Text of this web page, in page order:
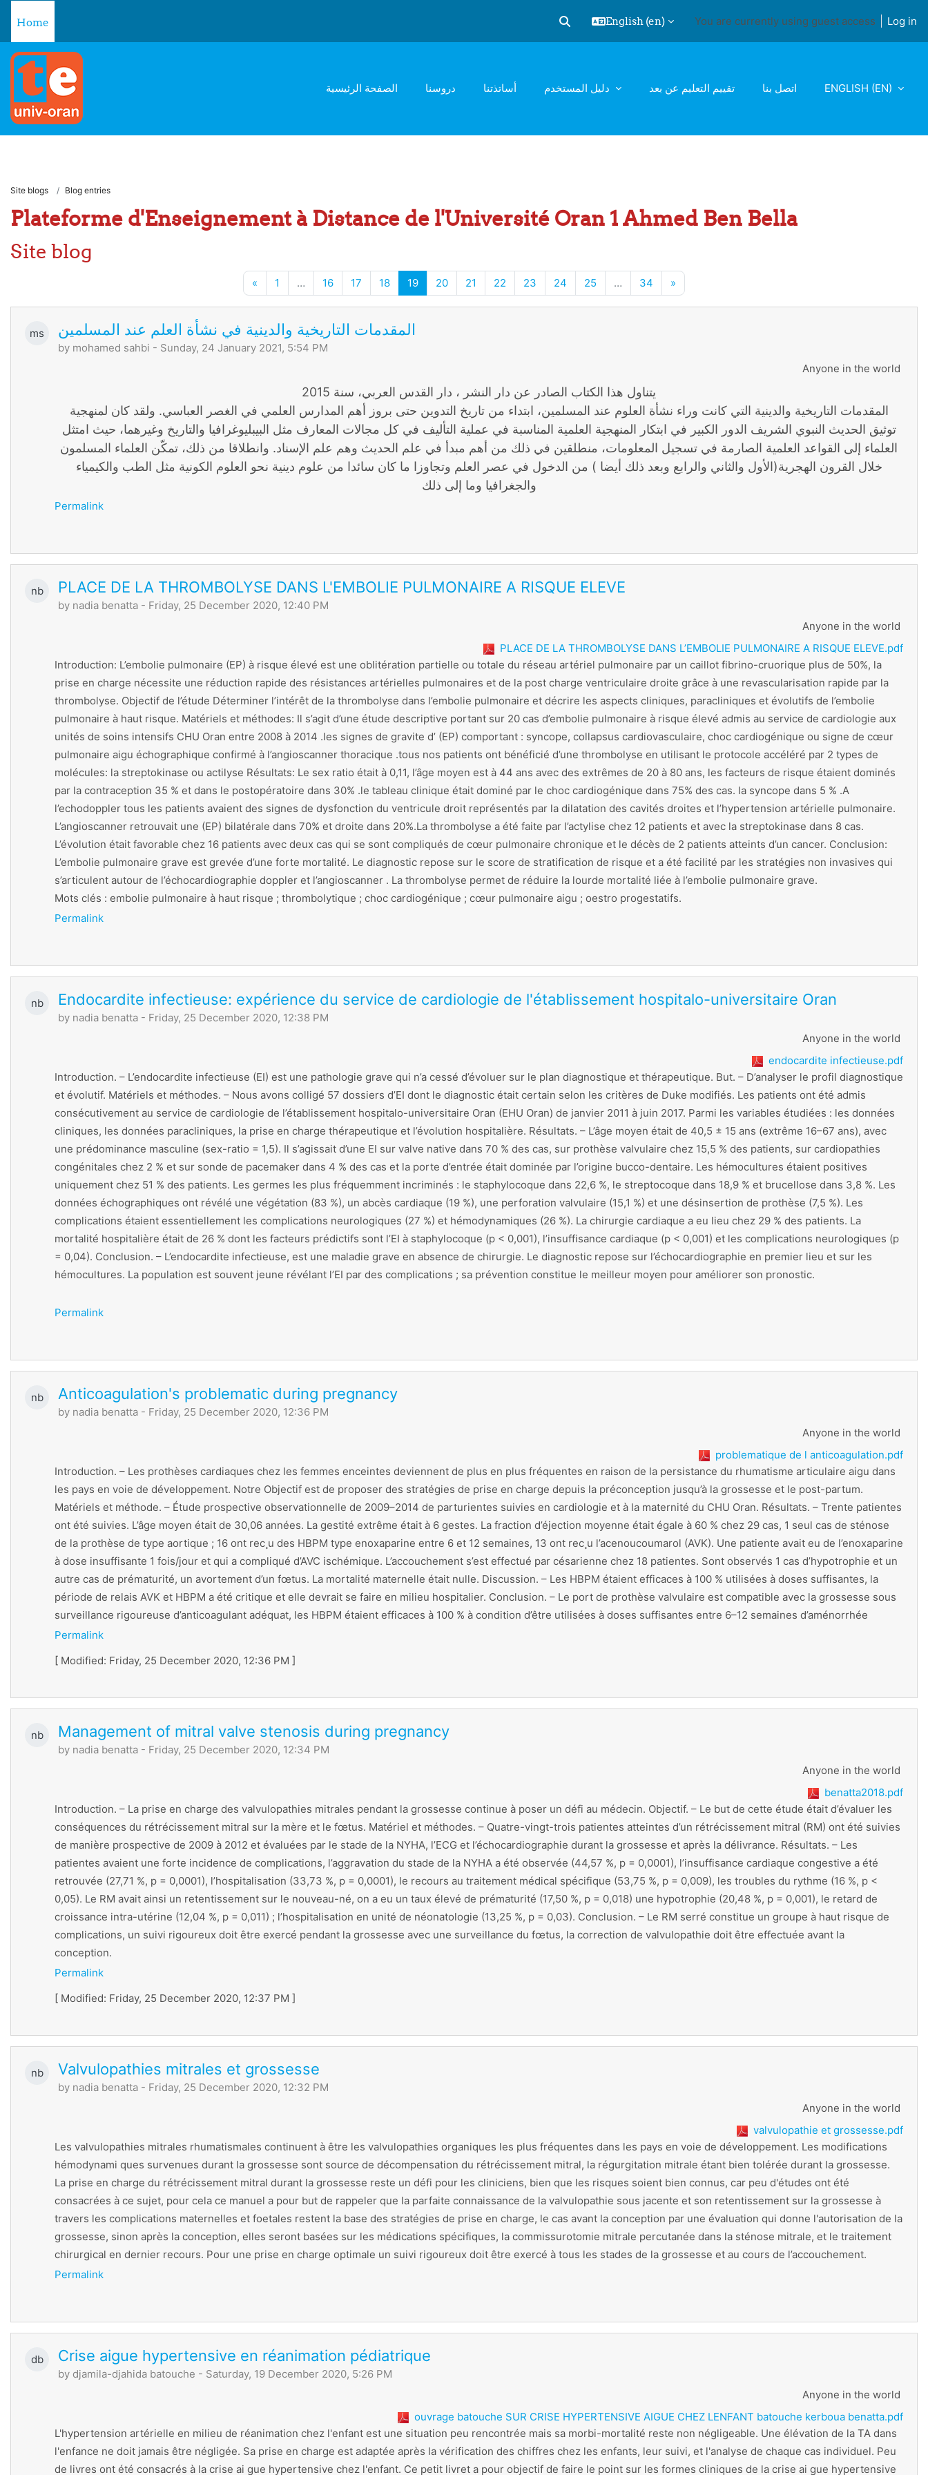
Home
Toggle search input
English ‎(en)‎ You are currently using guest access Log in
الصفحة الرئيسية دروسنا أساتذتنا تقييم التعليم عن بعد اتصل بنا ENGLISH ‎(EN)‎
Site blogs Blog entries
Plateforme d'Enseignement à Distance de l'Université Oran 1 Ahmed Ben Bella
Site blog
« Previous page
1 Page 1
… 16Page 16
17 Page 17
18Page 18
19Page 19
20Page 20
21 Page 21
22 Page 22
23 Page 23
24 Page 24
25 Page 25
… 34 Page 34
»
ms المقدمات التاريخية والدينية في نشأة العلم عند المسلمين
by mohamed sahbi - Sunday, 24 January 2021, 5:54 PM
Anyone in the world
يتناول هذا الكتاب الصادر عن دار النشر ، دار القدس العربي، سنة 2015
المقدمات التاريخية والدينية التي كانت وراء نشأة العلوم عند المسلمين، ابتداء من تاريخ التدوين حتى بروز أهم المدارس العلمي في الغصر العباسي. ولقد كان لمنهجية
توثيق الحديث النبوي الشريف الدور الكبير في ابتكار المنهجية العلمية المناسبة في عملية التأليف في كل مجالات المعارف مثل البيبليوغرافيا والتاريخ وغيرهما، حيث امتثل
العلماء إلى القواعد العلمية الصارمة في تسجيل المعلومات، منطلقين في ذلك من أهم مبدأ في علم الحديث وهم علم الإسناد. وانطلاقا من ذلك، تمكّن العلماء المسلمون
خلال القرون الهجرية(الأول والثاني والرابع وبعد ذلك أيضا ) من الدخول في عصر العلم وتجاوزا ما كان سائدا من علوم دينية نحو العلوم الكونية مثل الطب والكيمياء
والجغرافيا وما إلى ذلك
Permalink
nb PLACE DE LA THROMBOLYSE DANS L'EMBOLIE PULMONAIRE A RISQUE ELEVE
by nadia benatta - Friday, 25 December 2020, 12:40 PM
Anyone in the world
PLACE DE LA THROMBOLYSE DANS L’EMBOLIE PULMONAIRE A RISQUE ELEVE.pdf
Introduction: L’embolie pulmonaire (EP) à risque élevé est une oblitération partielle ou totale du réseau artériel pulmonaire par un caillot fibrino-cruorique plus de 50%, la
prise en charge nécessite une réduction rapide des résistances artérielles pulmonaires et de la post charge ventriculaire droite grâce à une revascularisation rapide par la
thrombolyse. Objectif de l’étude Déterminer l’intérêt de la thrombolyse dans l’embolie pulmonaire et décrire les aspects cliniques, paracliniques et évolutifs de l’embolie
pulmonaire à haut risque. Matériels et méthodes: Il s’agit d’une étude descriptive portant sur 20 cas d’embolie pulmonaire à risque élevé admis au service de cardiologie aux
unités de soins intensifs CHU Oran entre 2008 à 2014 .les signes de gravite d’ (EP) comportant : syncope, collapsus cardiovasculaire, choc cardiogénique ou signe de cœur
pulmonaire aigu échographique confirmé à l’angioscanner thoracique .tous nos patients ont bénéficié d’une thrombolyse en utilisant le protocole accéléré par 2 types de
molécules: la streptokinase ou actilyse Résultats: Le sex ratio était à 0,11, l’âge moyen est à 44 ans avec des extrêmes de 20 à 80 ans, les facteurs de risque étaient dominés
par la contraception 35 % et dans le postopératoire dans 30% .le tableau clinique était dominé par le choc cardiogénique dans 75% des cas. la syncope dans 5 % .A
l’echodoppler tous les patients avaient des signes de dysfonction du ventricule droit représentés par la dilatation des cavités droites et l’hypertension artérielle pulmonaire.
L’angioscanner retrouvait une (EP) bilatérale dans 70% et droite dans 20%.La thrombolyse a été faite par l’actylise chez 12 patients et avec la streptokinase dans 8 cas.
L’évolution était favorable chez 16 patients avec deux cas qui se sont compliqués de cœur pulmonaire chronique et le décès de 2 patients atteints d’un cancer. Conclusion:
L’embolie pulmonaire grave est grevée d’une forte mortalité. Le diagnostic repose sur le score de stratification de risque et a été facilité par les stratégies non invasives qui
s’articulent autour de l’échocardiographie doppler et l’angioscanner . La thrombolyse permet de réduire la lourde mortalité liée à l’embolie pulmonaire grave.
Mots clés : embolie pulmonaire à haut risque ; thrombolytique ; choc cardiogénique ; cœur pulmonaire aigu ; oestro progestatifs.
Permalink
nb Endocardite infectieuse: expérience du service de cardiologie de l'établissement hospitalo-universitaire Oran
by nadia benatta - Friday, 25 December 2020, 12:38 PM
Anyone in the world
endocardite infectieuse.pdf
Introduction. – L’endocardite infectieuse (EI) est une pathologie grave qui n’a cessé d’évoluer sur le plan diagnostique et thérapeutique. But. – D’analyser le profil diagnostique
et évolutif. Matériels et méthodes. – Nous avons colligé 57 dossiers d’EI dont le diagnostic était certain selon les critères de Duke modifiés. Les patients ont été admis
consécutivement au service de cardiologie de l’établissement hospitalo-universitaire Oran (EHU Oran) de janvier 2011 à juin 2017. Parmi les variables étudiées : les données
cliniques, les données paracliniques, la prise en charge thérapeutique et l’évolution hospitalière. Résultats. – L’âge moyen était de 40,5 ± 15 ans (extrême 16–67 ans), avec
une prédominance masculine (sex-ratio = 1,5). Il s’agissait d’une EI sur valve native dans 70 % des cas, sur prothèse valvulaire chez 15,5 % des patients, sur cardiopathies
congénitales chez 2 % et sur sonde de pacemaker dans 4 % des cas et la porte d’entrée était dominée par l’origine bucco-dentaire. Les hémocultures étaient positives
uniquement chez 51 % des patients. Les germes les plus fréquemment incriminés : le staphylocoque dans 22,6 %, le streptocoque dans 18,9 % et brucellose dans 3,8 %. Les
données échographiques ont révélé une végétation (83 %), un abcès cardiaque (19 %), une perforation valvulaire (15,1 %) et une désinsertion de prothèse (7,5 %). Les
complications étaient essentiellement les complications neurologiques (27 %) et hémodynamiques (26 %). La chirurgie cardiaque a eu lieu chez 29 % des patients. La
mortalité hospitalière était de 26 % dont les facteurs prédictifs sont l’EI à staphylocoque (p < 0,001), l’insuffisance cardiaque (p < 0,001) et les complications neurologiques (p
= 0,04). Conclusion. – L’endocardite infectieuse, est une maladie grave en absence de chirurgie. Le diagnostic repose sur l’échocardiographie en premier lieu et sur les
hémocultures. La population est souvent jeune révélant l’EI par des complications ; sa prévention constitue le meilleur moyen pour améliorer son pronostic.
Permalink
nb Anticoagulation's problematic during pregnancy
by nadia benatta - Friday, 25 December 2020, 12:36 PM
Anyone in the world
problematique de l anticoagulation.pdf
Introduction. – Les prothèses cardiaques chez les femmes enceintes deviennent de plus en plus fréquentes en raison de la persistance du rhumatisme articulaire aigu dans
les pays en voie de développement. Notre Objectif est de proposer des stratégies de prise en charge depuis la préconception jusqu’à la grossesse et le post-partum.
Matériels et méthode. – Étude prospective observationnelle de 2009–2014 de parturientes suivies en cardiologie et à la maternité du CHU Oran. Résultats. – Trente patientes
ont été suivies. L’âge moyen était de 30,06 années. La gestité extrême était à 6 gestes. La fraction d’éjection moyenne était égale à 60 % chez 29 cas, 1 seul cas de sténose
de la prothèse de type aortique ; 16 ont rec¸u des HBPM type enoxaparine entre 6 et 12 semaines, 13 ont rec¸u l’acenoucoumarol (AVK). Une patiente avait eu de l’enoxaparine
à dose insuffisante 1 fois/jour et qui a compliqué d’AVC ischémique. L’accouchement s’est effectué par césarienne chez 18 patientes. Sont observés 1 cas d’hypotrophie et un
autre cas de prématurité, un avortement d’un fœtus. La mortalité maternelle était nulle. Discussion. – Les HBPM étaient efficaces à 100 % utilisées à doses suffisantes, la
période de relais AVK et HBPM a été critique et elle devrait se faire en milieu hospitalier. Conclusion. – Le port de prothèse valvulaire est compatible avec la grossesse sous
surveillance rigoureuse d’anticoagulant adéquat, les HBPM étaient efficaces à 100 % à condition d’être utilisées à doses suffisantes entre 6–12 semaines d’aménorrhée
Permalink
[ Modified: Friday, 25 December 2020, 12:36 PM ]
nb Management of mitral valve stenosis during pregnancy
by nadia benatta - Friday, 25 December 2020, 12:34 PM
Anyone in the world
benatta2018.pdf
Introduction. – La prise en charge des valvulopathies mitrales pendant la grossesse continue à poser un défi au médecin. Objectif. – Le but de cette étude était d’évaluer les
conséquences du rétrécissement mitral sur la mère et le fœtus. Matériel et méthodes. – Quatre-vingt-trois patientes atteintes d’un rétrécissement mitral (RM) ont été suivies
de manière prospective de 2009 à 2012 et évaluées par le stade de la NYHA, l’ECG et l’échocardiographie durant la grossesse et après la délivrance. Résultats. – Les
patientes avaient une forte incidence de complications, l’aggravation du stade de la NYHA a été observée (44,57 %, p = 0,0001), l’insuffisance cardiaque congestive a été
retrouvée (27,71 %, p = 0,0001), l’hospitalisation (33,73 %, p = 0,0001), le recours au traitement médical spécifique (53,75 %, p = 0,009), les troubles du rythme (16 %, p <
0,05). Le RM avait ainsi un retentissement sur le nouveau-né, on a eu un taux élevé de prématurité (17,50 %, p = 0,018) une hypotrophie (20,48 %, p = 0,001), le retard de
croissance intra-utérine (12,04 %, p = 0,011) ; l’hospitalisation en unité de néonatologie (13,25 %, p = 0,03). Conclusion. – Le RM serré constitue un groupe à haut risque de
complications, un suivi rigoureux doit être exercé pendant la grossesse avec une surveillance du fœtus, la correction de valvulopathie doit être effectuée avant la
conception.
Permalink
[ Modified: Friday, 25 December 2020, 12:37 PM ]
nb Valvulopathies mitrales et grossesse
by nadia benatta - Friday, 25 December 2020, 12:32 PM
Anyone in the world
valvulopathie et grossesse.pdf
Les valvulopathies mitrales rhumatismales continuent à être les valvulopathies organiques les plus fréquentes dans les pays en voie de développement. Les modifications
hémodynami ques survenues durant la grossesse sont source de décompensation du rétrécissement mitral, la régurgitation mitrale étant bien tolérée durant la grossesse.
La prise en charge du rétrécissement mitral durant la grossesse reste un défi pour les cliniciens, bien que les risques soient bien connus, car peu d'études ont été
consacrées à ce sujet, pour cela ce manuel a pour but de rappeler que la parfaite connaissance de la valvulopathie sous jacente et son retentissement sur la grossesse à
travers les complications maternelles et foetales restent la base des stratégies de prise en charge, le cas avant la conception par une évaluation qui donne l'autorisation de la
grossesse, sinon après la conception, elles seront basées sur les médications spécifiques, la commissurotomie mitrale percutanée dans la sténose mitrale, et le traitement
chirurgical en dernier recours. Pour une prise en charge optimale un suivi rigoureux doit être exercé à tous les stades de la grossesse et au cours de l’accouchement.
Permalink
db Crise aigue hypertensive en réanimation pédiatrique
by djamila-djahida batouche - Saturday, 19 December 2020, 5:26 PM
Anyone in the world
ouvrage batouche SUR CRISE HYPERTENSIVE AIGUE CHEZ LENFANT batouche kerboua benatta.pdf
L'hypertension artérielle en milieu de réanimation chez l'enfant est une situation peu rencontrée mais sa morbi-mortalité reste non négligeable. Une élévation de la TA dans
l'enfance ne doit jamais être négligée. Sa prise en charge est adaptée après la vérification des chiffres chez les enfants, leur suivi, et l'analyse de chaque cas individuel. Peu
de livres ont été consacrés à la crise ai gue hypertensive chez l'enfant. Ce petit livret a pour objectif de faire le point sur les formes cliniques de la crise ai gue hypertensive